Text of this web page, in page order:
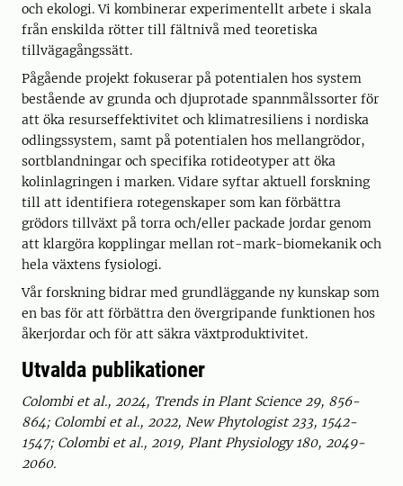
och ekologi. Vi kombinerar experimentellt arbete i skala
från enskilda rötter till fältnivå med teoretiska
tillvägagångssätt.
Pågående projekt fokuserar på potentialen hos system
bestående av grunda och djuprotade spannmålssorter för
att öka resurseffektivitet och klimatresiliens i nordiska
odlingssystem, samt på potentialen hos mellangrödor,
sortblandningar och specifika rotideotyper att öka
kolinlagringen i marken. Vidare syftar aktuell forskning
till att identifiera rotegenskaper som kan förbättra
grödors tillväxt på torra och/eller packade jordar genom
att klargöra kopplingar mellan rot-mark-biomekanik och
hela växtens fysiologi.
Vår forskning bidrar med grundläggande ny kunskap som
en bas för att förbättra den övergripande funktionen hos
åkerjordar och för att säkra växtproduktivitet.
Utvalda publikationer
Colombi et al., 2024, Trends in Plant Science 29, 856-
864; Colombi et al., 2022, New Phytologist 233, 1542-
1547; Colombi et al., 2019, Plant Physiology 180, 2049-
2060.